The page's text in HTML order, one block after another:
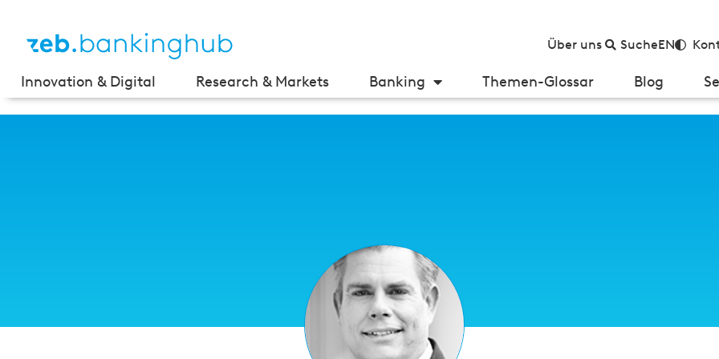
Über uns SucheEN
Innovation & Digital Research & Markets Banking Themen-Glossar Blog